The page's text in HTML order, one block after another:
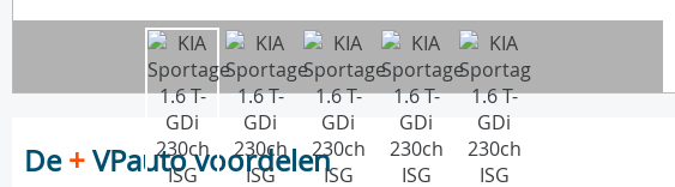
De+VPauto voordelen